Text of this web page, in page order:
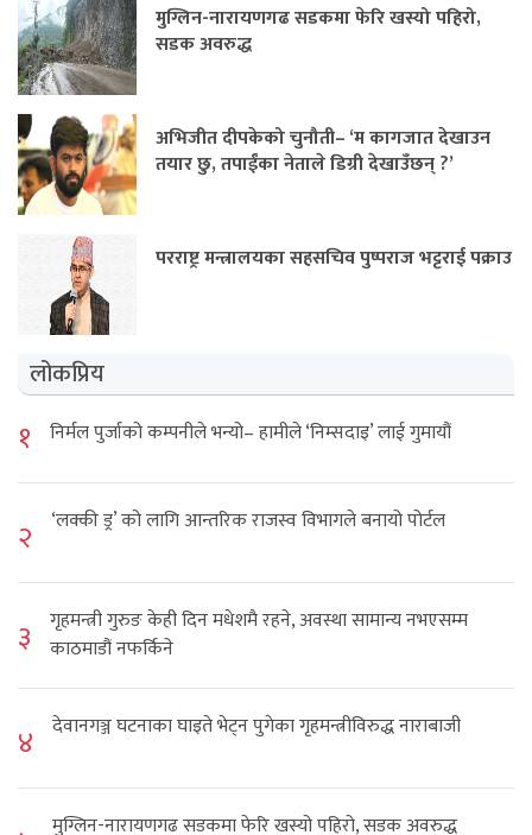
मुग्लिन-नारायणगढ सडकमा फेरि खस्यो पहिरो,
सडक अवरुद्ध
अभिजीत दीपकेको चुनौती– ‘म कागजात देखाउन
तयार छु, तपाईंका नेताले डिग्री देखाउँछन् ?’
परराष्ट्र मन्त्रालयका सहसचिव पुष्पराज भट्टराई पक्राउ
लोकप्रिय
१ निर्मल पुर्जाको कम्पनीले भन्यो– हामीले ‘निम्सदाइ’ लाई गुमायौं
२ ‘लक्की ड्र’ को लागि आन्तरिक राजस्व विभागले बनायो पोर्टल
३
गृहमन्त्री गुरुङ केही दिन मधेशमै रहने, अवस्था सामान्य नभएसम्म
काठमाडौं नफर्किने
४ देवानगञ्ज घटनाका घाइते भेट्न पुगेका गृहमन्त्रीविरुद्ध नाराबाजी
मुग्लिन-नारायणगढ सडकमा फेरि खस्यो पहिरो, सडक अवरुद्ध